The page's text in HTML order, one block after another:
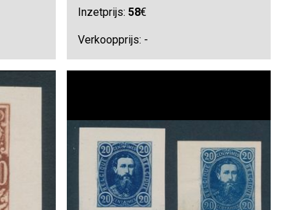
Inzetprijs:58€
Verkoopprijs: -